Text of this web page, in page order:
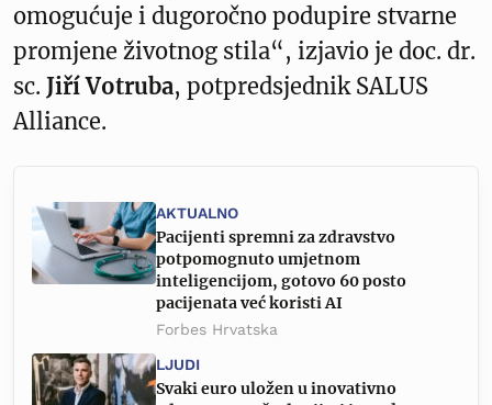
omogućuje i dugoročno podupire stvarne
promjene životnog stila“, izjavio je doc. dr.
sc. Jiří Votruba, potpredsjednik SALUS
Alliance.
AKTUALNO
Pacijenti spremni za zdravstvo
potpomognuto umjetnom
inteligencijom, gotovo 60 posto
pacijenata već koristi AI
Forbes Hrvatska
LJUDI
Svaki euro uložen u inovativno